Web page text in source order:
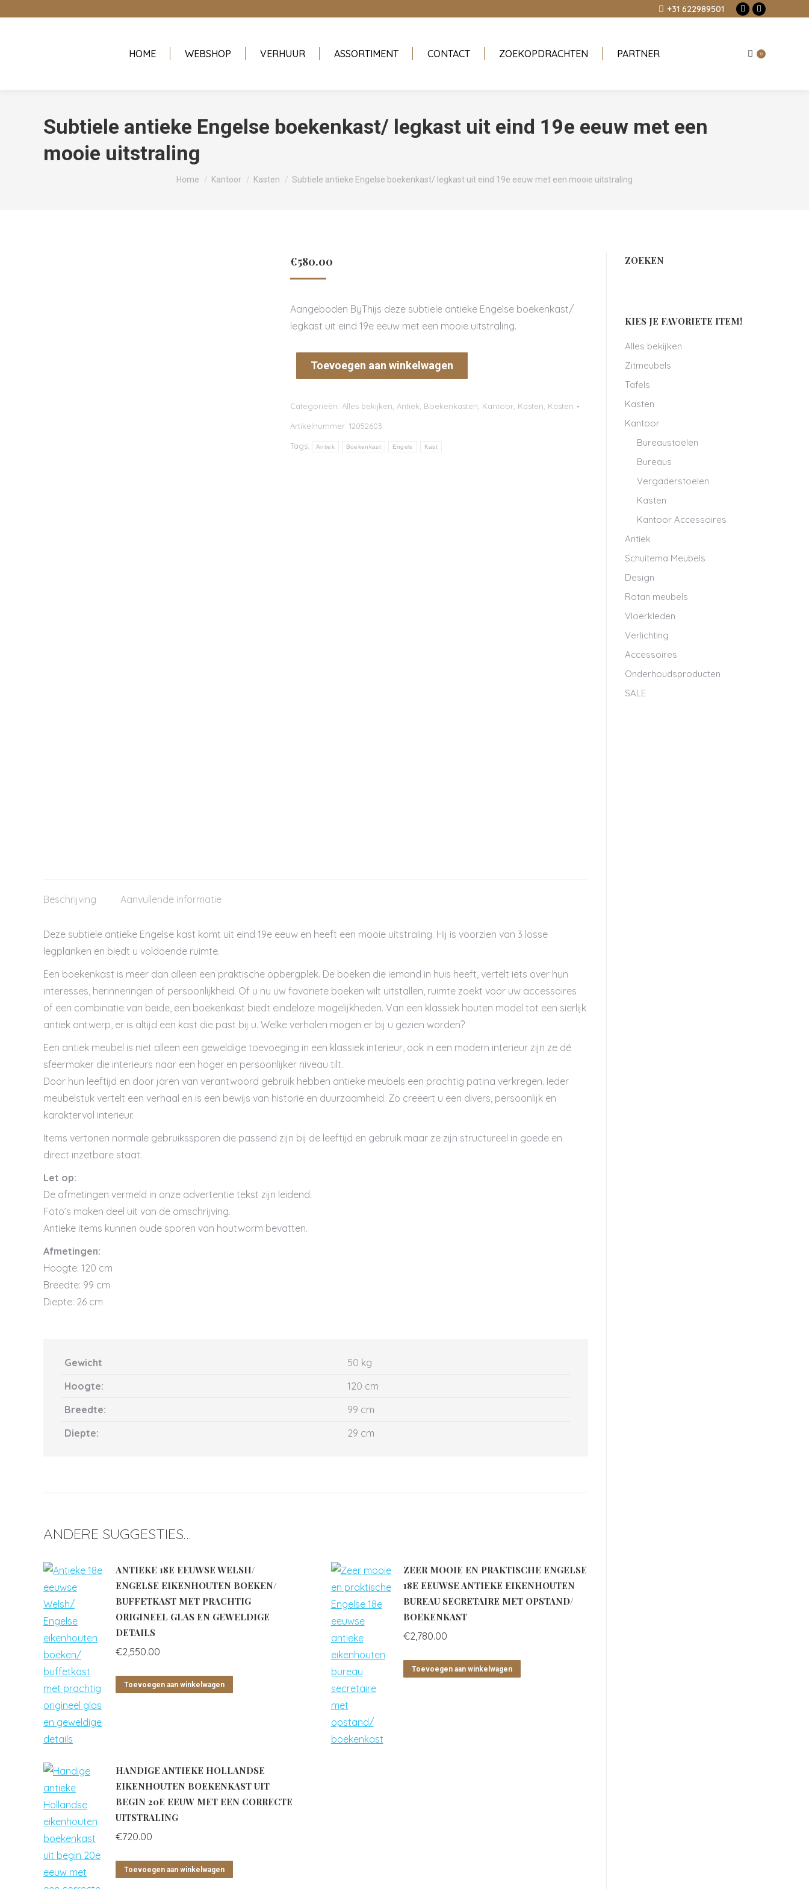
+31 622989501
Facebook
in
Instagram
in
HOME WEBSHOP VERHUUR ASSORTIMENT CONTACT ZOEKOPDRACHTEN PARTNER 0
Subtiele antieke Engelse boekenkast/ legkast uit eind 19e eeuw met een
mooie uitstraling
Je bent hier:
Home Kantoor Kasten Subtiele antieke Engelse boekenkast/ legkast uit eind 19e eeuw met een mooie uitstraling
€580.00
Aangeboden ByThijs deze subtiele antieke Engelse boekenkast/
legkast uit eind 19e eeuw met een mooie uitstraling.
Toevoegen aan winkelwagen
Categorieën: Alles bekijken Antiek Boekenkasten Kantoor Kasten Kasten
Artikelnummer: 12052603
Tags: Antiek Boekenkast Engels Kast
Beschrijving Aanvullende informatie
Deze subtiele antieke Engelse kast komt uit eind 19e eeuw en heeft een mooie uitstraling. Hij is voorzien van 3 losse
legplanken en biedt u voldoende ruimte.
Een boekenkast is meer dan alleen een praktische opbergplek. De boeken die iemand in huis heeft, vertelt iets over hun
interesses, herinneringen of persoonlijkheid. Of u nu uw favoriete boeken wilt uitstallen, ruimte zoekt voor uw accessoires
of een combinatie van beide, een boekenkast biedt eindeloze mogelijkheden. Van een klassiek houten model tot een sierlijk
antiek ontwerp, er is altijd een kast die past bij u. Welke verhalen mogen er bij u gezien worden?
Een antiek meubel is niet alleen een geweldige toevoeging in een klassiek interieur, ook in een modern interieur zijn ze dé
sfeermaker die interieurs naar een hoger en persoonlijker niveau tilt.
Door hun leeftijd en door jaren van verantwoord gebruik hebben antieke meubels een prachtig patina verkregen. Ieder
meubelstuk vertelt een verhaal en is een bewijs van historie en duurzaamheid. Zo creëert u een divers, persoonlijk en
karaktervol interieur.
Items vertonen normale gebruikssporen die passend zijn bij de leeftijd en gebruik maar ze zijn structureel in goede en
direct inzetbare staat.
Let op:
De afmetingen vermeld in onze advertentie tekst zijn leidend.
Foto’s maken deel uit van de omschrijving.
Antieke items kunnen oude sporen van houtworm bevatten.
Afmetingen:
Hoogte: 120 cm
Breedte: 99 cm
Diepte: 26 cm
Gewicht
50 kg
Hoogte:
120 cm
Breedte:
99 cm
Diepte:
29 cm
ANDERE SUGGESTIES…
ANTIEKE 18E EEUWSE WELSH/
ENGELSE EIKENHOUTEN BOEKEN/
BUFFETKAST MET PRACHTIG
ORIGINEEL GLAS EN GEWELDIGE
DETAILS
€2,550.00
Toevoegen aan winkelwagen
ZEER MOOIE EN PRAKTISCHE ENGELSE
18E EEUWSE ANTIEKE EIKENHOUTEN
BUREAU SECRETAIRE MET OPSTAND/
BOEKENKAST
€2,780.00
Toevoegen aan winkelwagen
HANDIGE ANTIEKE HOLLANDSE
EIKENHOUTEN BOEKENKAST UIT
BEGIN 20E EEUW MET EEN CORRECTE
UITSTRALING
€720.00
Toevoegen aan winkelwagen
ZOEKEN
KIES JE FAVORIETE ITEM!
Alles bekijken
Zitmeubels
Tafels
Kasten
Kantoor
Bureaustoelen
Bureaus
Vergaderstoelen
Kasten
Kantoor Accessoires
Antiek
Schuitema Meubels
Design
Rotan meubels
Vloerkleden
Verlichting
Accessoires
Onderhoudsproducten
SALE